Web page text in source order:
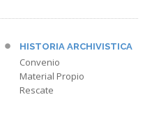
HISTORIA ARCHIVISTICA
Convenio
Material Propio
Rescate